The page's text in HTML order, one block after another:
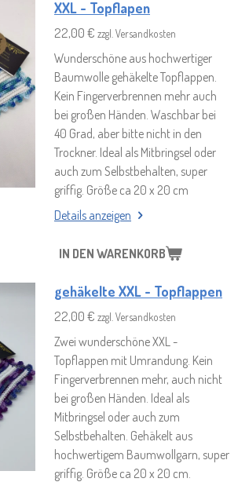
XXL - Topflapen
22,00 € zzgl. Versandkosten
Wunderschöne aus hochwertiger
Baumwolle gehäkelte Topflappen.
Kein Fingerverbrennen mehr auch
bei großen Händen. Waschbar bei
40 Grad, aber bitte nicht in den
Trockner. Ideal als Mitbringsel oder
auch zum Selbstbehalten, super
griffig. Größe ca 20 x 20 cm
Details anzeigen
IN DEN WARENKORB
gehäkelte XXL - Topflappen
22,00 € zzgl. Versandkosten
Zwei wunderschöne XXL -
Topflappen mit Umrandung. Kein
Fingerverbrennen mehr, auch nicht
bei großen Händen. Ideal als
Mitbringsel oder auch zum
Selbstbehalten. Gehäkelt aus
hochwertigem Baumwollgarn, super
griffig. Größe ca 20 x 20 cm.